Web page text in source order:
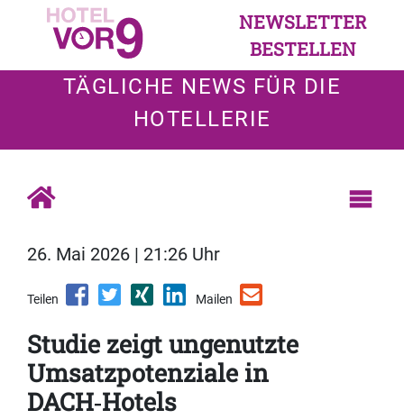
NEWSLETTER
BESTELLEN
TÄGLICHE NEWS FÜR DIE
HOTELLERIE
26. Mai 2026 | 21:26 Uhr
Teilen Mailen
Studie zeigt ungenutzte
Umsatzpotenziale in
DACH‑Hotels